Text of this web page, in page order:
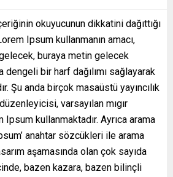
okuyucunun dikkatini dağıttığı
Ipsum kullanmanın amacı,
buraya metin gelecek
dengeli bir harf dağılımı sağlayarak
Şu anda birçok masaüstü yayıncılık
varsayılan mıgır
kullanmaktadır. Ayrıca arama
anahtar sözcükleri ile arama
aşamasında olan çok sayıda
bazen kazara, bazen bilinçli